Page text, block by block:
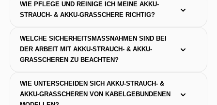
WIE PFLEGE UND REINIGE ICH MEINE AKKU-
STRAUCH- & AKKU-GRASSCHERE RICHTIG?
WELCHE SICHERHEITSMASSNAHMEN SIND BEI D
ER ARBEIT MIT AKKU-STRAUCH- & AKKU-G
RASSCHEREN ZU BEACHTEN?
WIE UNTERSCHEIDEN SICH AKKU-STRAUCH- &
AKKU-GRASSCHEREN VON KABELGEBUNDENEN